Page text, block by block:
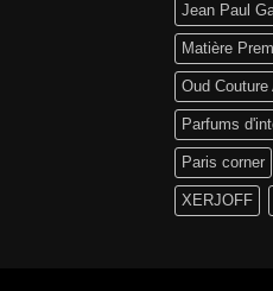
Jean Paul
Matière
Oud Couture
Parfums
Paris corner
XERJOFF